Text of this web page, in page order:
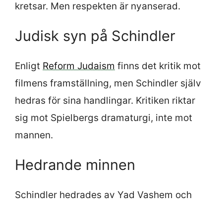
kretsar. Men respekten är nyanserad.
Judisk syn på Schindler
Enligt Reform Judaism finns det kritik mot
filmens framställning, men Schindler själv
hedras för sina handlingar. Kritiken riktar
sig mot Spielbergs dramaturgi, inte mot
mannen.
Hedrande minnen
Schindler hedrades av Yad Vashem och